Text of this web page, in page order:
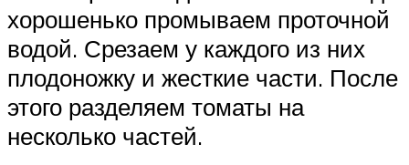
хорошенько промываем проточной
водой. Срезаем у каждого из них
плодоножку и жесткие части. После
этого разделяем томаты на
несколько частей.